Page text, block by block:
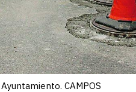
CAMPOS